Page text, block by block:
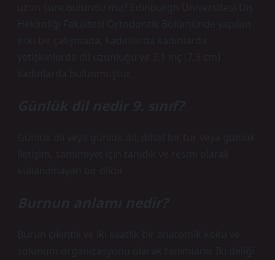
uzun süre bulundu mu? Edinburgh Üniversitesi Diş
Hekimliği Fakültesi Ortodontik Bölümünde yapılan
eski bir çalışmada, kadınlarda kadınlarda
yetişkinlerde dil uzunluğu ve 3,1 inç (7,9 cm)
kadınlarda bulunmuştur.
Günlük dil nedir 9. sınıf?
Günlük dil veya günlük dil, dilsel bir tür veya günlük
iletişim, samimiyet için tanıdık ve resmi olarak
kullanılmayan bir dildir.
Burnun anlamı nedir?
Burun çıkıntılı ve iki saatlik bir anatomik koku ve
solunum organizasyonu olarak tanımlanır. İki deliği